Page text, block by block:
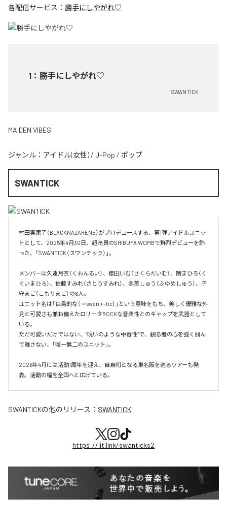
各配信サービス： 勝手にしやがれ♡
1 ： 勝手にしやがれ♡
SWANTICK
MAIDEN VIBES
ジャンル： アイドル(女性) / J-Pop / ポップ
SWANTICK
村田実果子（BLACKNAZARENE）がプロデュースする、第1弾アイドルユニッ
トとして、2025年4月30日、超満員のSHIBUYA WOMBで鮮烈デビューを飾
った、「SWANTICK（スワンチック）」。
メンバーは久遠月衣（くおんるい）、櫻田いむ（さくらだいむ）、鵠まひろ（く
ぐいまひろ）、佐藤すみれ（さとうすみれ）、冬苺しゅう（ふゆめしゅう）、子
守まご（こもりまご）の6人。
ユニット名は「白鳥的な（＝swan + -tic）」という意味をもち、美しく優雅な外
見と可愛さも兼ね備えたロリータROCKな音楽性とのギャップを武器として
いる。
ただ可愛いだけではない、“呪いのような中毒性”で、観る者の心を強く掴ん
で離さない、「唯一無二のユニット」。
2026年4月には活動1周年を迎え、自身初となる東名阪を巡るツアーも発
表。活動の幅を全国へと広げている。
SWANTICKの他のリリース： SWANTICK
https://lit.link/swanticks2